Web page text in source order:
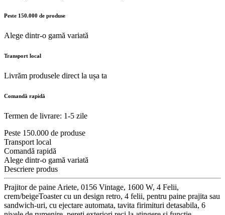
Peste 150.000 de produse
Alege dintr-o gamă variată
Transport local
Livrăm produsele direct la ușa ta
Comandă rapidă
Termen de livrare: 1-5 zile
Peste 150.000 de produse
Transport local
Comandă rapidă
Alege dintr-o gamă variată
Descriere produs
Prajitor de paine Ariete, 0156 Vintage, 1600 W, 4 Felii,
crem/beigeToaster cu un design retro, 4 felii, pentru paine prajita sau
sandwich-uri, cu ejectare automata, tavita firimituri detasabila, 6